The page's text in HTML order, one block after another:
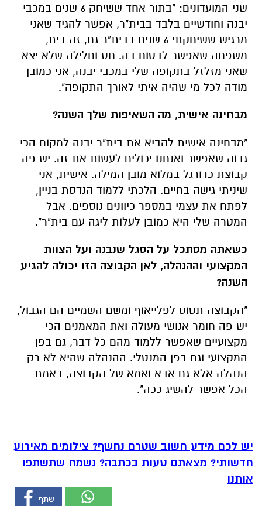
שני המועדונים: "בתור אחד ששיחק 6 שנים במכבי
יבנה וחודשיים בלבד בבית"ר, אפשר להגיד שאני
מרגיש ששיחקתי 6 שנים בבית"ר גם, זה בית,
משפחה שאפשר לבטוח בה. חס וחלילה שלא יצא
שאני מזלזל בתקופה שלי במכבי יבנה, אני כמובן
מודה לכל מי שהיה איתי לאורך התקופה".
מבחינה אישית, מה השאיפות שלך השנה?
"מבחינה אישית להביא את בית"ר יבנה למקום הכי
גבוה שאפשר ואנחנו יכולים לעשות את זה. יש פה
קבוצת כדורגל במלוא מובן המילה. אישית, אני
שיניתי גישה בחיים. הלכתי ללמוד הנדסת בניין,
לפתח את עצמי במספר כיוונים נוספים. אבל
המטרה שלי היא כמובן לעלות ליגה עם בית"ר".
כשאתה מסתכל על הסגל שנבנה ועל הצוות
המקצועי וההנהלה, לאן הקבוצה הזו יכולה להגיע
השנה?
"הקבוצה תטוס לפלייאוף ומשם השמיים הם הגבול,
יש פה חומר אנושי מעולה ואת המאמנים הכי
מקצועיים שאפשר ללמוד מהם כל דבר, גם בפן
המקצועי וגם בפן המנטלי. ההנהלה שהיא לא רק
הנהלה אלא גם אבא ואמא של הקבוצה, באמת
הכל אפשר להשיג ככה".
יש לכם מידע חשוב שטרם נחשף? צילומים מאירוע
חדשותי? מצאתם טעות בכתבה? נשמח שתשתפו
אותנו